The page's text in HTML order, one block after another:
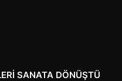
SANATA DÖNÜŞTÜ